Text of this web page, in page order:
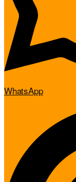
WhatsApp